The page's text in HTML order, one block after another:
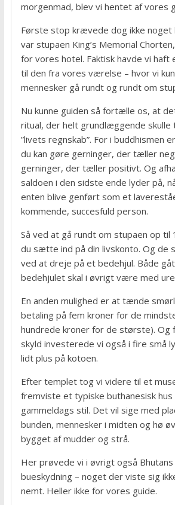
morgenmad, blev vi hentet af vores
Første stop krævede dog ikke noget
var stupaen King’s Memorial
for vores hotel. Faktisk havde vi haft
til den fra vores værelse – hvor vi
mennesker gå rundt og rundt om
Nu kunne guiden så fortælle os, at
ritual, der helt grundlæggende
”livets regnskab”. For i buddhismen
du kan gøre gerninger, der tæller
gerninger, der tæller positivt. Og
saldoen i den sidste ende lyder på,
enten blive genført som et
kommende, succesfuld person.
Så ved at gå rundt om stupaen op til
du sætte ind på din livskonto. Og de
ved at dreje på et bedehjul. Både
bedehjulet skal i øvrigt være med
En anden mulighed er at tænde
betaling på fem kroner for de
hundrede kroner for de største). Og
skyld investerede vi også i fire små
lidt plus på kotoen.
Efter templet tog vi videre til et
fremviste et typiske buthanesisk
gammeldags stil. Det vil sige med
bunden, mennesker i midten og hø
bygget af mudder og strå.
Her prøvede vi i øvrigt også
bueskydning – noget der viste sig
nemt. Heller ikke for vores guide.